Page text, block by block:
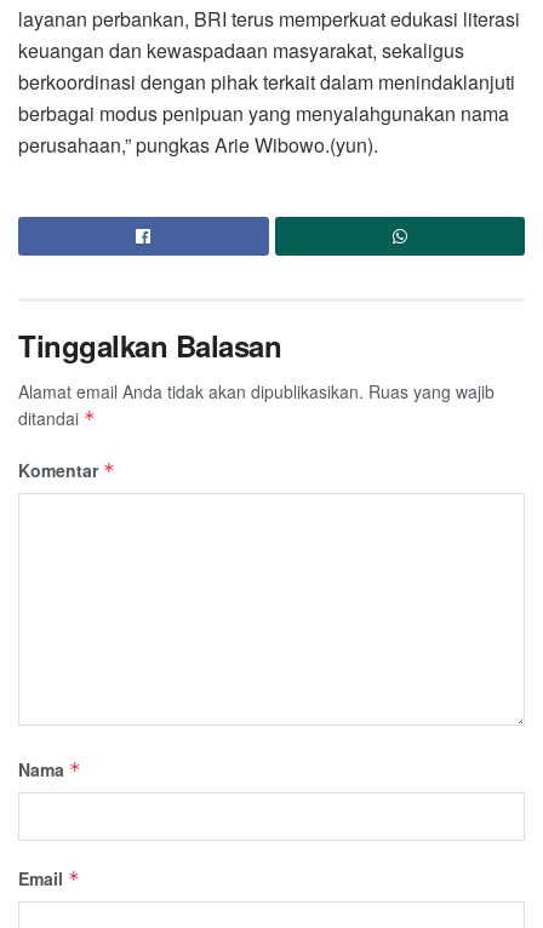
layanan perbankan, BRI terus memperkuat edukasi literasi
keuangan dan kewaspadaan masyarakat, sekaligus
berkoordinasi dengan pihak terkait dalam menindaklanjuti
berbagai modus penipuan yang menyalahgunakan nama
perusahaan,” pungkas Arie Wibowo.(yun).
Tinggalkan Balasan
Alamat email Anda tidak akan dipublikasikan. Ruas yang wajib
ditandai *
Komentar *
Nama *
Email *